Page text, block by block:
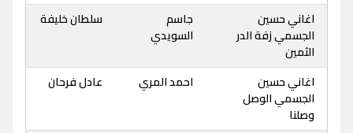
اغاني حسين
الجسمي زفة الدر
الثمين
جاسم
السويدي
سلطان خليفة
اغاني حسين
الجسمي الوصل
وصلنا
احمد المري عادل فرحان